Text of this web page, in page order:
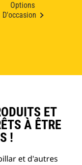
Options
D'occasion
ET
À ÊTRE
!
et d'autres